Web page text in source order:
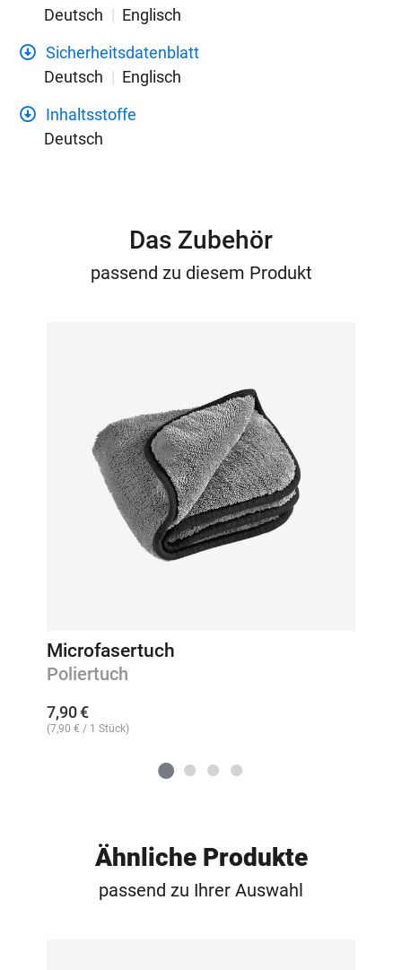
Deutsch
Englisch
Sicherheitsdatenblatt
Deutsch
Englisch
Inhaltsstoffe
Deutsch
Das Zubehör
passend zu diesem Produkt
Microfasertuch
Poliertuch
7,90€
(7,90 € / 1 Stück)
Ähnliche Produkte
passend zu Ihrer Auswahl